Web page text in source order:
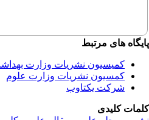
های مرتبط
کمیسیون نشریات وزارت بهداشت
کمسیون نشریات وزارت علوم
شرکت یکتاوب
کلیدی